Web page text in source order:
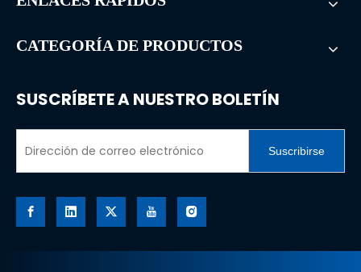
CATEGORÍA DE PRODUCTOS
SUSCRÍBETE A NUESTRO BOLETÍN
Suscribirse